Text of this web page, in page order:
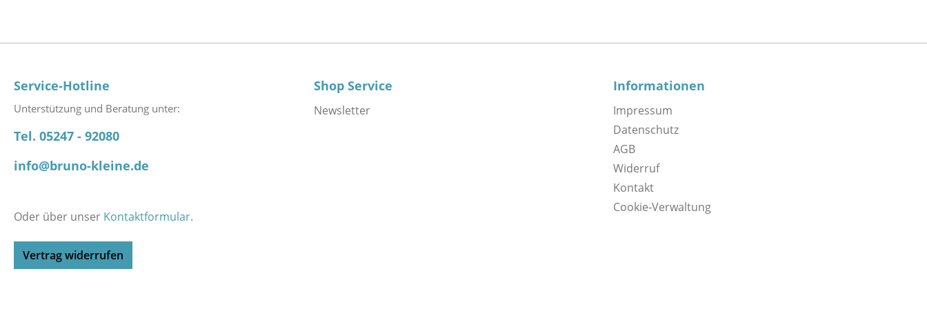
Service-Hotline
Unterstützung und Beratung unter:
Tel. 05247 - 92080
info@bruno-kleine.de
Oder über unser Kontaktformular.
Vertrag widerrufen
Shop Service
Newsletter
Informationen
Impressum
Datenschutz
AGB
Widerruf
Kontakt
Cookie-Verwaltung